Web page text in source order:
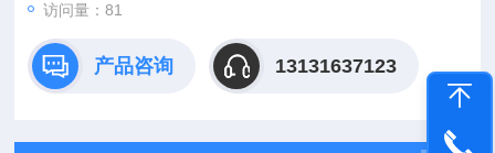
访问量：81
产品咨询 13131637123